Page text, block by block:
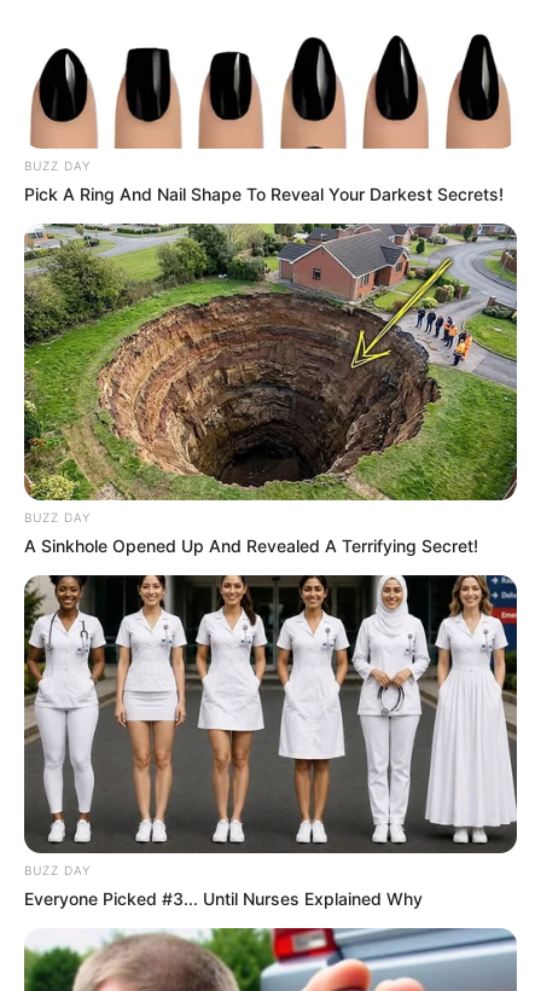
BUZZ DAY
Pick A Ring And Nail Shape To Reveal Your Darkest Secrets!
BUZZ DAY
A Sinkhole Opened Up And Revealed A Terrifying Secret!
BUZZ DAY
Everyone Picked #3... Until Nurses Explained Why